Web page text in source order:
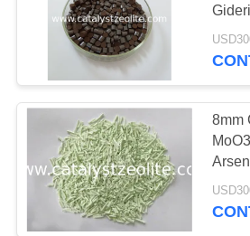
Kükürt
Maddesi
8mm